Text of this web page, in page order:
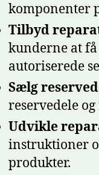
komponenter
Tilbyd
kunderne at
autoriserede
Sælg
reservedele
Udvikle
instruktioner
produkter.